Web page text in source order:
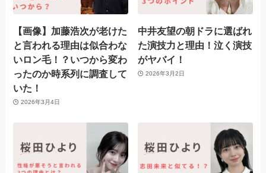
【画像】加藤浩次が老けた
と言われる理由は似合わな
いロン毛！？いつから変わ
ったのか時系列に調査して
いた！
2026年3月4日
中井友望の朝ドラに選ばれ
た演技力と理由！泣く演技
がヤバイ！
2026年3月2日